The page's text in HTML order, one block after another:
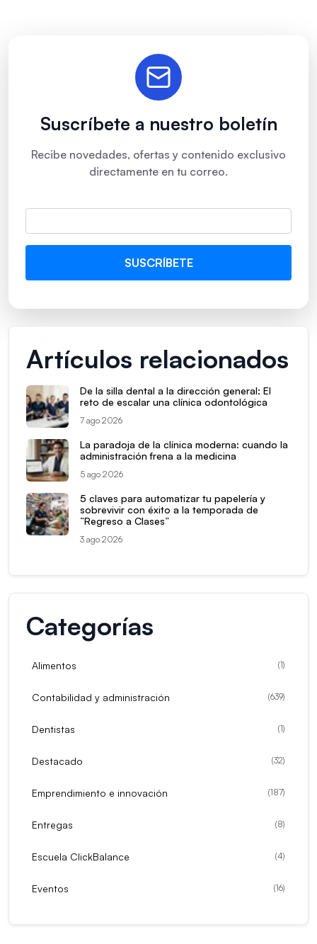
Suscríbete a nuestro boletín
Recibe novedades, ofertas y contenido exclusivo
directamente en tu correo.
Artículos relacionados
De la silla dental a la dirección general: El
reto de escalar una clínica odontológica
7 ago 2026
La paradoja de la clínica moderna: cuando la
administración frena a la medicina
5 ago 2026
5 claves para automatizar tu papelería y
sobrevivir con éxito a la temporada de
“Regreso a Clases”
3 ago 2026
Categorías
Alimentos (1)
Contabilidad y administración (639)
Dentistas (1)
Destacado (32)
Emprendimiento e innovación (187)
Entregas (8)
Escuela ClickBalance (4)
Eventos (16)